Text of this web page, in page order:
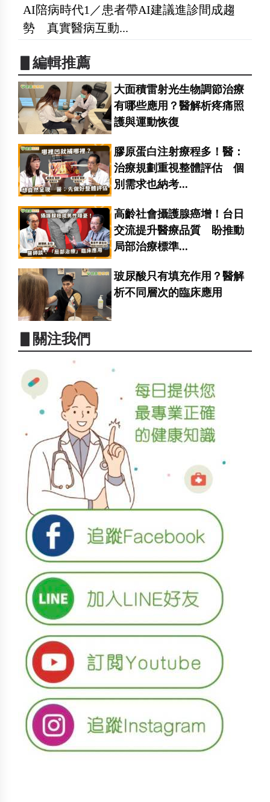
AI陪病時代1／患者帶AI建議進診間成趨
勢 真實醫病互動...
▋編輯推薦
大面積雷射光生物調節治療
有哪些應用？醫解析疼痛照
護與運動恢復
膠原蛋白注射療程多！醫：
治療規劃重視整體評估 個
別需求也納考...
高齡社會攝護腺癌增！台日
交流提升醫療品質 盼推動
局部治療標準...
玻尿酸只有填充作用？醫解
析不同層次的臨床應用
▋關注我們